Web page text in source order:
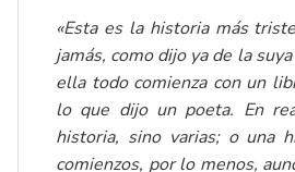
«Esta es la historia más
jamás, como dijo ya de la
ella todo comienza con un
lo que dijo un poeta. En
historia, sino varias; o una
comienzos, por lo menos,